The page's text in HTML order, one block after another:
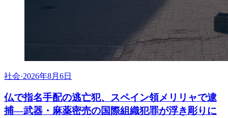
社会·2026年8月6日
仏で指名手配の逃亡犯、スペイン領メリリャで逮
捕―武器・麻薬密売の国際組織犯罪が浮き彫りに